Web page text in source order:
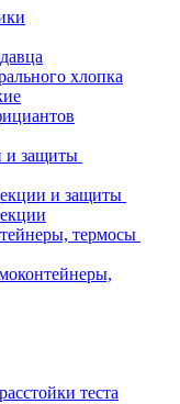
хлопка
и защиты
и защиты
термосы
теста